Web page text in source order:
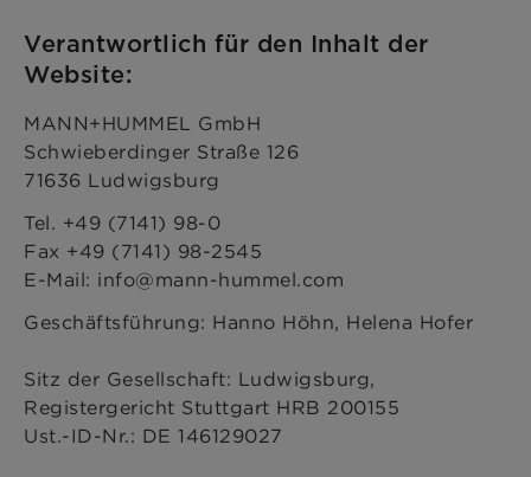
Verantwortlich für den Inhalt der
Website:
MANN+HUMMEL GmbH
Schwieberdinger Straße 126
71636 Ludwigsburg
Tel. +49 (7141) 98-0
Fax +49 (7141) 98-2545
E-Mail: info@mann-hummel.com
Geschäftsführung: Hanno Höhn, Helena Hofer
Sitz der Gesellschaft: Ludwigsburg,
Registergericht Stuttgart HRB 200155
Ust.-ID-Nr.: DE 146129027